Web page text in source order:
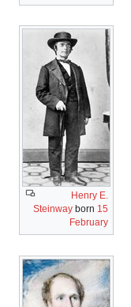
Henry E.
Steinway born 15
February